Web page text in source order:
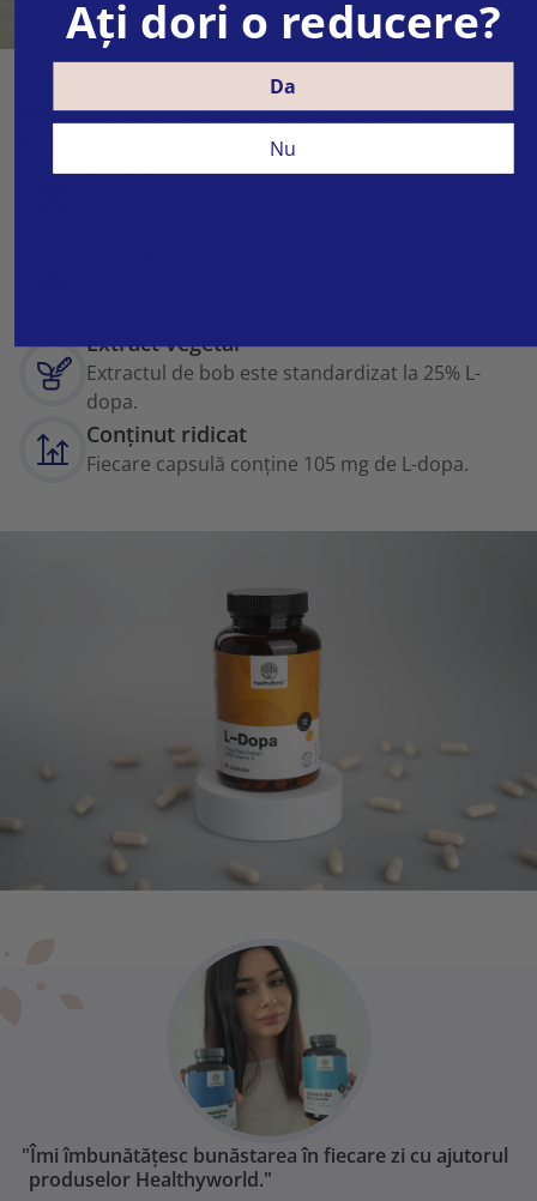
Beneficiile produsului L-dopa 105 mg - din
Pentru creier
Extract vegetal
Extractul de bob este standardizat la 25% L-
dopa.
Conținut ridicat
Fiecare capsulă conține 105 mg de L-dopa.
"Îmi îmbunătățesc bunăstarea în fiecare zi cu ajutorul
produselor Healthyworld."
Ați dori o reducere?
Da
Nu